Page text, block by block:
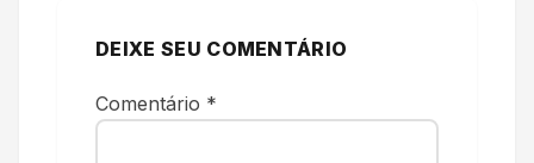
DEIXE SEU COMENTÁRIO
Comentário *